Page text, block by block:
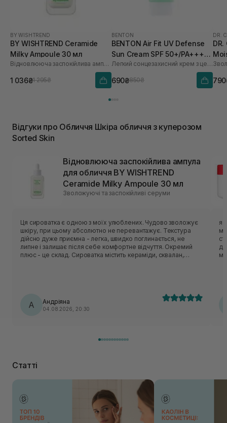
BY WISHTREND
BY WISHTREND Ceramide
Milky Ampoule 30 мл
Відновлююча заспокійлива ампула для обличчя
1 036₴1 295₴
BENTON
BENTON Air Fit UV Defense
Sun Cream SPF 50+/PA++++
50 мл
Легкий сонцезахисний крем з центелою
690₴850₴
DR.
DR.
мл
Відгуки про Обличчя Шкіра обличчя з куперозом
Sorted Skin
Відновлююча заспокійлива ампула
для обличчя BY WISHTREND
Ceramide Milky Ampoule 30 мл
Зволожуючі та заспокійливі серуми
Ця сироватка є одною з моїх улюблених. Чудово зволожує
шкіру, при цьому абсолютно не перевантажує. Текстура
дійсно дуже приємна - легка, швидко поглинається, не
липне і залишає після себе комфортне відчуття. Окремий
плюс - це склад. Сироватка містить кераміди, сквалан,
А Андріяна
04.08.2026, 20:30
я
Статті